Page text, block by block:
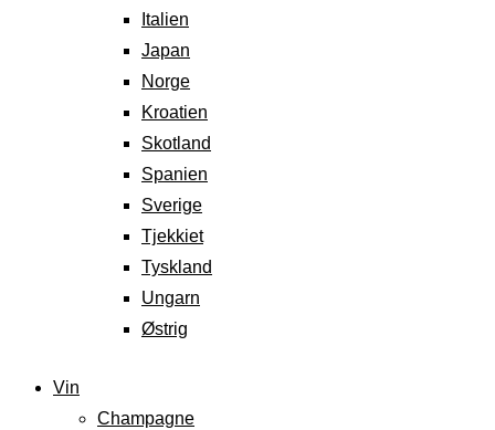
Italien
Japan
Norge
Kroatien
Skotland
Spanien
Sverige
Tjekkiet
Tyskland
Ungarn
Østrig
Vin
Champagne